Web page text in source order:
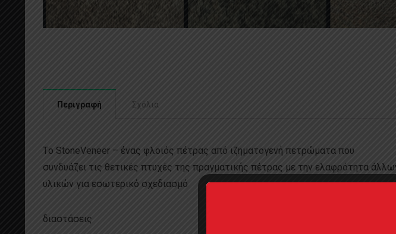
Περιγραφή Σχόλια
Tο StoneVeneer – ένας φλοιός πέτρας από ιζηματογενή πετρώματα που
συνδυάζει τις θετικές πτυχές της πραγματικής πέτρας με την ελαφρότητα
υλικών για εσωτερικό σχεδιασμό
διαστάσεις